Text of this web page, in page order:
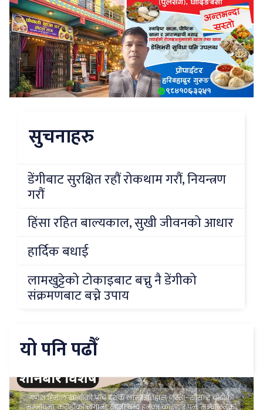
सुचनाहरु
डेंगीबाट सुरक्षित रहौं रोकथाम गरौं, नियन्त्रण
गरौं
हिंसा रहित बाल्यकाल, सुखी जीवनको आधार
हार्दिक बधाई
लामखुट्टेको टोकाइबाट बच्नु नै डेंगीको
संक्रमणबाट बच्ने उपाय
यो पनि पढौँ